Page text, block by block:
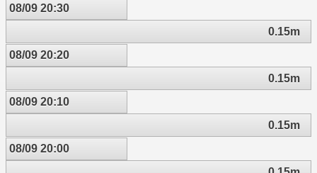
08/09 20:30
0.15m
08/09 20:20
0.15m
08/09 20:10
0.15m
08/09 20:00